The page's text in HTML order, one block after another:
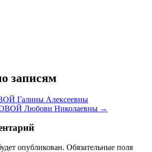
записям
Галины Алексеевны
Любови Николаевны →
опубликован. Обязательные поля